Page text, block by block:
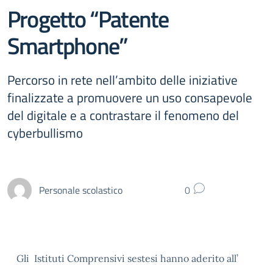
Progetto “Patente
Smartphone”
Percorso in rete nell’ambito delle iniziative
finalizzate a promuovere un uso consapevole
del digitale e a contrastare il fenomeno del
cyberbullismo
Personale scolastico 0
Gli Istituti Comprensivi sestesi hanno aderito all’